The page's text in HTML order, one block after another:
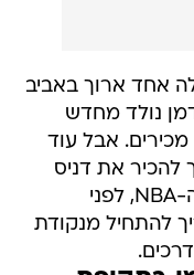
אחד ארוך באביב
נולד מחדש
מכירים. אבל עוד
להכיר את דניס
רודמן הקודם. האדם שהיה לפני ה-NBA, לפני
להתחיל מנקודת